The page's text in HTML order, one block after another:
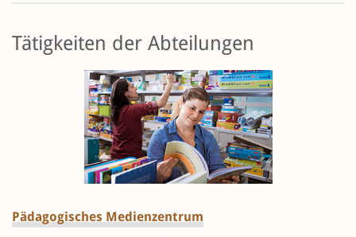
Tätigkeiten der Abteilungen
Pädagogisches Medienzentrum